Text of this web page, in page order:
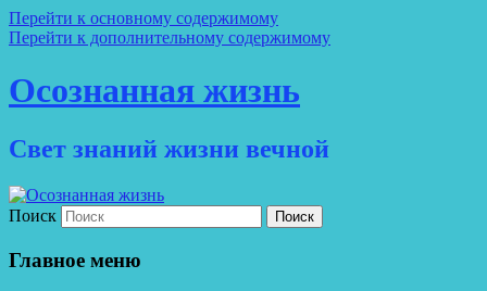
Перейти к основному содержимому
Перейти к дополнительному содержимому
Осознанная жизнь
Свет знаний жизни вечной
Поиск
Главное меню